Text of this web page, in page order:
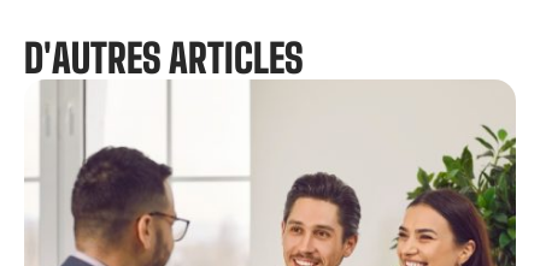
D'AUTRES ARTICLES